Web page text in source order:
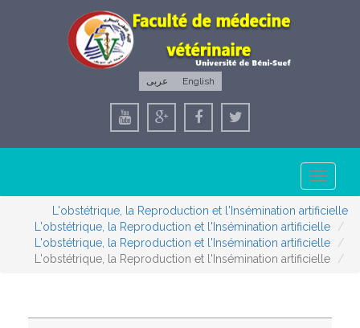
English عربى
Toggle
navigation
L'obstétrique, la Reproduction et l'Insémination artificielle
L'obstétrique, la Reproduction et l'Insémination artificielle
L'obstétrique, la Reproduction et l'Insémination artificielle
L'obstétrique, la Reproduction et l'Insémination artificielle